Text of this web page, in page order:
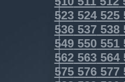
523524525
536537538
549550551
562563564
575576577